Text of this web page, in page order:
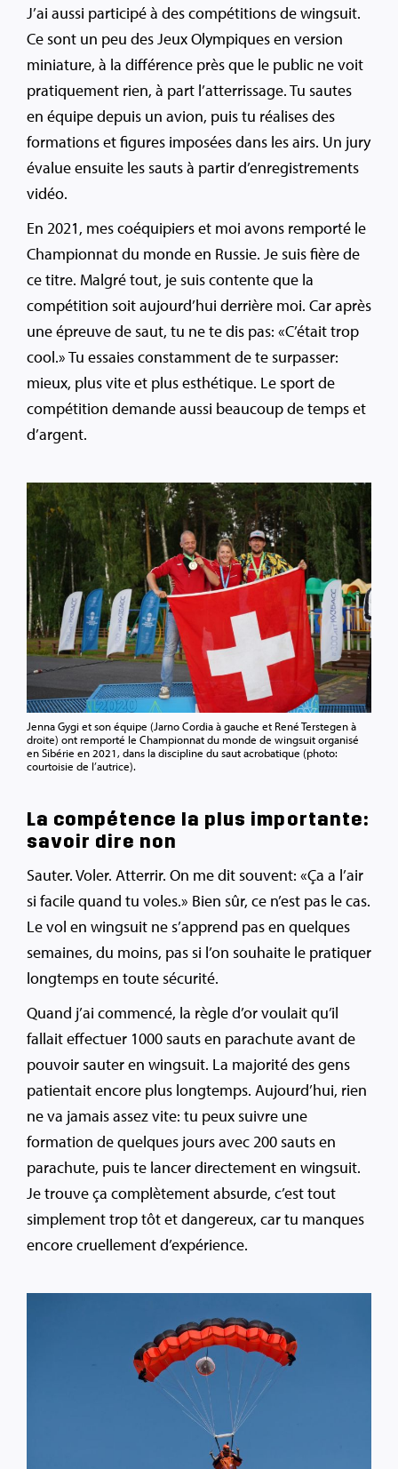
J’ai aussi participé à des compétitions de wingsuit.
Ce sont un peu des Jeux Olympiques en version
miniature, à la différence près que le public ne voit
pratiquement rien, à part l’atterrissage. Tu sautes
en équipe depuis un avion, puis tu réalises des
formations et figures imposées dans les airs. Un jury
évalue ensuite les sauts à partir d’enregistrements
vidéo.
En 2021, mes coéquipiers et moi avons remporté le
Championnat du monde en Russie. Je suis fière de
ce titre. Malgré tout, je suis contente que la
compétition soit aujourd’hui derrière moi. Car après
une épreuve de saut, tu ne te dis pas: «C’était trop
cool.» Tu essaies constamment de te surpasser:
mieux, plus vite et plus esthétique. Le sport de
compétition demande aussi beaucoup de temps et
d’argent.
Jenna Gygi et son équipe (Jarno Cordia à gauche et René Terstegen à
droite) ont remporté le Championnat du monde de wingsuit organisé
en Sibérie en 2021, dans la discipline du saut acrobatique (photo:
courtoisie de l’autrice).
La compétence la plus importante:
savoir dire non
Sauter. Voler. Atterrir. On me dit souvent: «Ça a l’air
si facile quand tu voles.» Bien sûr, ce n’est pas le cas.
Le vol en wingsuit ne s’apprend pas en quelques
semaines, du moins, pas si l’on souhaite le pratiquer
longtemps en toute sécurité.
Quand j’ai commencé, la règle d’or voulait qu’il
fallait effectuer 1000 sauts en parachute avant de
pouvoir sauter en wingsuit. La majorité des gens
patientait encore plus longtemps. Aujourd’hui, rien
ne va jamais assez vite: tu peux suivre une
formation de quelques jours avec 200 sauts en
parachute, puis te lancer directement en wingsuit.
Je trouve ça complètement absurde, c’est tout
simplement trop tôt et dangereux, car tu manques
encore cruellement d’expérience.